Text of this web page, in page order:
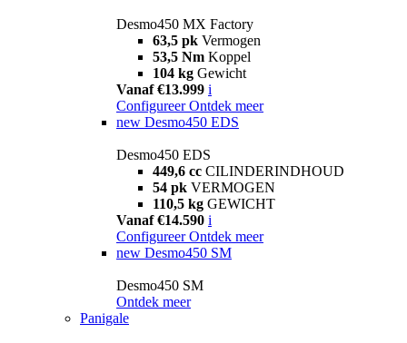
Desmo450 MX Factory
63,5 pk Vermogen
53,5 Nm Koppel
104 kg Gewicht
Vanaf €13.999 i
Configureer Ontdek meer
new Desmo450 EDS
Desmo450 EDS
449,6 cc CILINDERINDHOUD
54 pk VERMOGEN
110,5 kg GEWICHT
Vanaf €14.590 i
Configureer Ontdek meer
new Desmo450 SM
Desmo450 SM
Ontdek meer
Panigale